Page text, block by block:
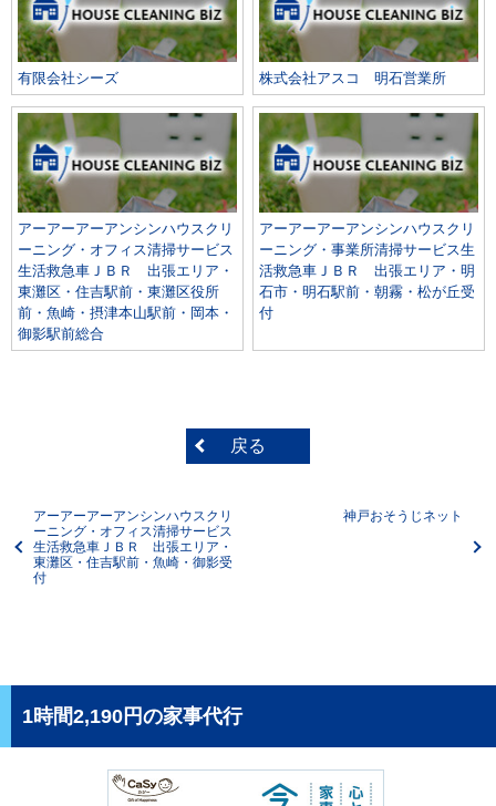
有限会社シーズ 株式会社アスコ 明石営業所
アーアーアーアンシンハウスクリ
ーニング・オフィス清掃サービス
生活救急車ＪＢＲ 出張エリア・
東灘区・住吉駅前・東灘区役所
前・魚崎・摂津本山駅前・岡本・
御影駅前総合
アーアーアーアンシンハウスクリ
ーニング・事業所清掃サービス生
活救急車ＪＢＲ 出張エリア・明
石市・明石駅前・朝霧・松が丘受
付
戻る
アーアーアーアンシンハウスクリ
ーニング・オフィス清掃サービス
生活救急車ＪＢＲ 出張エリア・
東灘区・住吉駅前・魚崎・御影受
付
神戸おそうじネット
1時間2,190円の家事代行